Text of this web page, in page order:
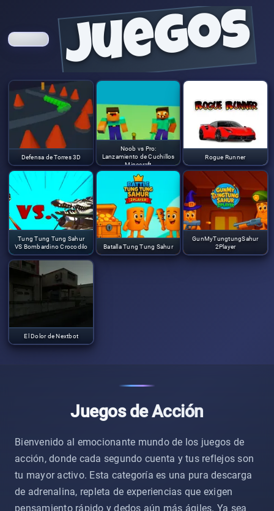
juegos
Defensa de Torres 3D
Noob vs Pro:
Lanzamiento de Cuchillos
Minecraft
Rogue Runner
Tung Tung Tung Sahur
VS Bombardino Crocodilo
Batalla Tung Tung Sahur
GunMyTungtungSahur
2Player
El Dolor de Nextbot
Juegos de Acción
Bienvenido al emocionante mundo de los juegos de
acción, donde cada segundo cuenta y tus reflejos son
tu mayor activo. Esta categoría es una pura descarga
de adrenalina, repleta de experiencias que exigen
pensamiento rápido y dedos aún más ágiles. Ya sea